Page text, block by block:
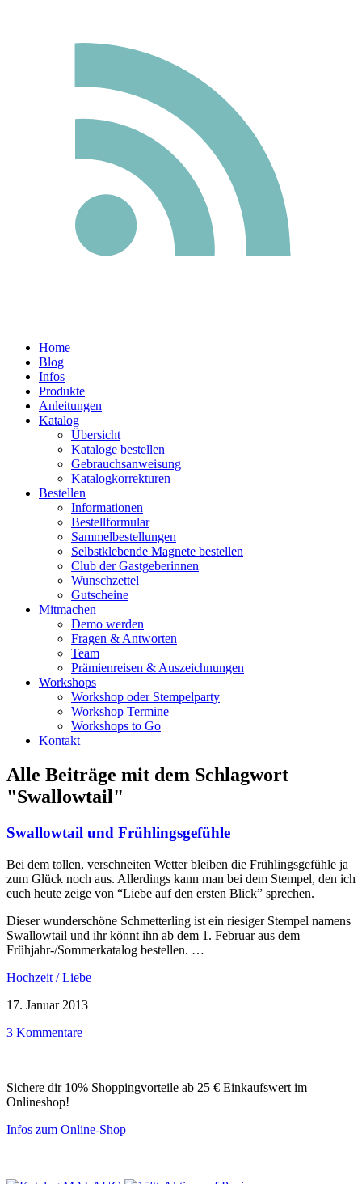
Home
Blog
Infos
Produkte
Anleitungen
Katalog
Übersicht
Kataloge bestellen
Gebrauchsanweisung
Katalogkorrekturen
Bestellen
Informationen
Bestellformular
Sammelbestellungen
Selbstklebende Magnete bestellen
Club der Gastgeberinnen
Wunschzettel
Gutscheine
Mitmachen
Demo werden
Fragen & Antworten
Team
Prämienreisen & Auszeichnungen
Workshops
Workshop oder Stempelparty
Workshop Termine
Workshops to Go
Kontakt
Alle Beiträge mit dem Schlagwort
"Swallowtail"
Swallowtail und Frühlingsgefühle
Bei dem tollen, verschneiten Wetter bleiben die Frühlingsgefühle ja
zum Glück noch aus. Allerdings kann man bei dem Stempel, den ich
euch heute zeige von “Liebe auf den ersten Blick” sprechen.
Dieser wunderschöne Schmetterling ist ein riesiger Stempel namens
Swallowtail und ihr könnt ihn ab dem 1. Februar aus dem
Frühjahr-/Sommerkatalog bestellen. …
Hochzeit / Liebe
17. Januar 2013
3 Kommentare
Sichere dir 10% Shoppingvorteile ab 25 € Einkaufswert im
Onlineshop!
Infos zum Online-Shop